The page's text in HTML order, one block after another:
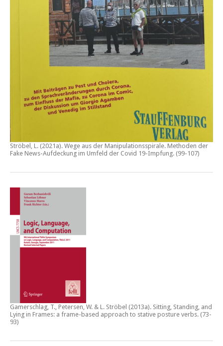
Ströbel, L. (2021a). Wege aus der Manipulationsspirale. Methoden der
Fake News-Aufdeckung im Umfeld der Covid 19-Impfung. (99-107)
Gamerschlag, T., Petersen, W. & L. Ströbel (2013a). Sitting, Standing, and
Lying in Frames: a frame-based approach to stative posture verbs. (73-
93)